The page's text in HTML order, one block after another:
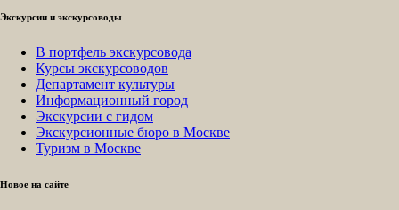
Экскурсии и экскурсоводы
В портфель экскурсовода
Курсы экскурсоводов
Департамент культуры
Информационный город
Экскурсии с гидом
Экскурсионные бюро в Москве
Туризм в Москве
Новое на сайте